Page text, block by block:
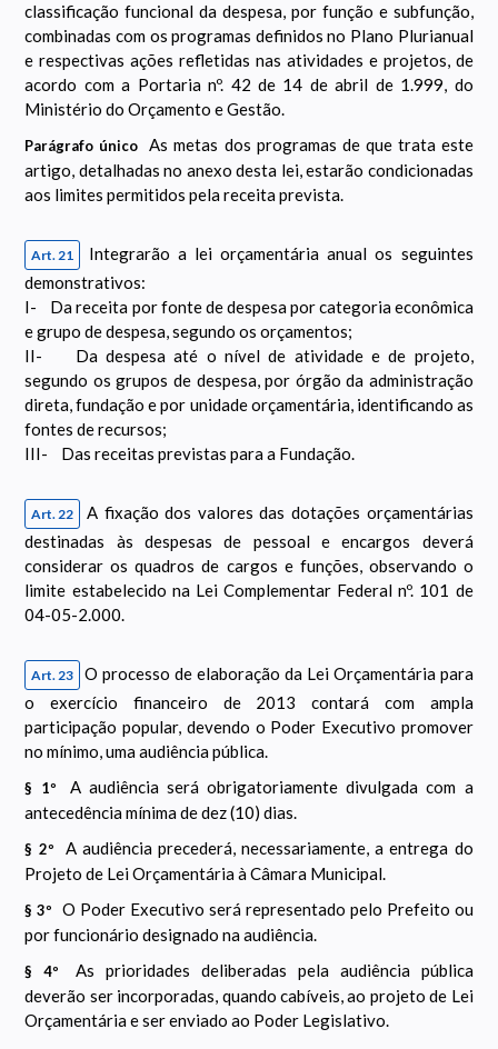
classificação funcional da despesa, por função e subfunção,
combinadas com os programas definidos no Plano Plurianual
e respectivas ações refletidas nas atividades e projetos, de
acordo com a Portaria nº. 42 de 14 de abril de 1.999, do
Ministério do Orçamento e Gestão.
Parágrafo único
As metas dos programas de que trata este
artigo, detalhadas no anexo desta lei, estarão condicionadas
aos limites permitidos pela receita prevista.
Art. 21
Integrarão a lei orçamentária anual os seguintes
demonstrativos:
I- Da receita por fonte de despesa por categoria econômica
e grupo de despesa, segundo os orçamentos;
II- Da despesa até o nível de atividade e de projeto,
segundo os grupos de despesa, por órgão da administração
direta, fundação e por unidade orçamentária, identificando as
fontes de recursos;
III- Das receitas previstas para a Fundação.
Art. 22
A fixação dos valores das dotações orçamentárias
destinadas às despesas de pessoal e encargos deverá
considerar os quadros de cargos e funções, observando o
limite estabelecido na Lei Complementar Federal nº. 101 de
04-05-2.000.
Art. 23
O processo de elaboração da Lei Orçamentária para
o exercício financeiro de 2013 contará com ampla
participação popular, devendo o Poder Executivo promover
no mínimo, uma audiência pública.
§ 1º
A audiência será obrigatoriamente divulgada com a
antecedência mínima de dez (10) dias.
§ 2º
A audiência precederá, necessariamente, a entrega do
Projeto de Lei Orçamentária à Câmara Municipal.
§ 3º
O Poder Executivo será representado pelo Prefeito ou
por funcionário designado na audiência.
§ 4º
As prioridades deliberadas pela audiência pública
deverão ser incorporadas, quando cabíveis, ao projeto de Lei
Orçamentária e ser enviado ao Poder Legislativo.